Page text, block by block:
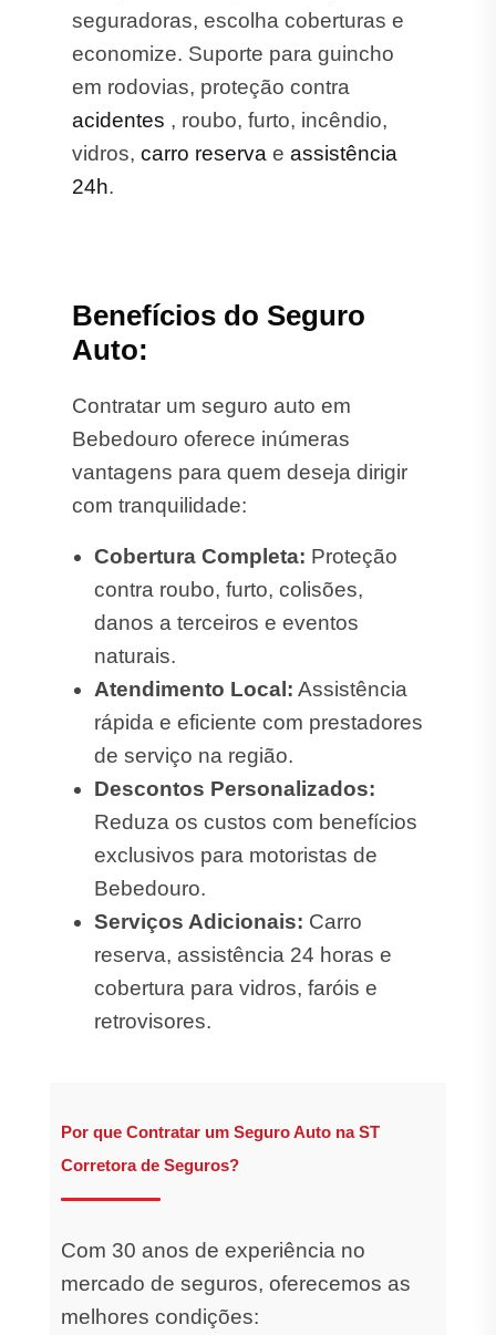
seguradoras, escolha coberturas e
economize. Suporte para guincho
em rodovias, proteção contra
acidentes , roubo, furto, incêndio,
vidros, carro reserva e assistência
24h.
Benefícios do Seguro
Auto:
Contratar um seguro auto em
Bebedouro oferece inúmeras
vantagens para quem deseja dirigir
com tranquilidade:
Cobertura Completa: Proteção
contra roubo, furto, colisões,
danos a terceiros e eventos
naturais.
Atendimento Local: Assistência
rápida e eficiente com prestadores
de serviço na região.
Descontos Personalizados:
Reduza os custos com benefícios
exclusivos para motoristas de
Bebedouro.
Serviços Adicionais: Carro
reserva, assistência 24 horas e
cobertura para vidros, faróis e
retrovisores.
Por que Contratar um Seguro Auto na ST
Corretora de Seguros?
Com 30 anos de experiência no
mercado de seguros, oferecemos as
melhores condições: